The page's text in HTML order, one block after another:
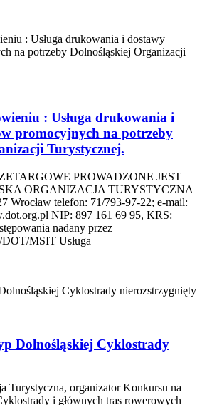
: Usługa drukowania i
promocyjnych na potrzeby
Turystycznej.
PROWADZONE JEST
ORGANIZACJA TURYSTYCZNA
Wrocław telefon: 71/793-97-22; e-mail:
NIP: 897 161 69 95, KRS:
nadany przez
MSIT Usługa
Dolnośląskiej Cyklostrady
Turystyczna, organizator Konkursu na
i głównych tras rowerowych